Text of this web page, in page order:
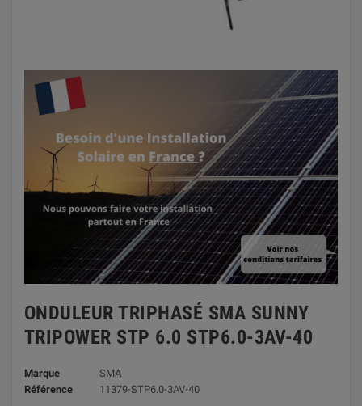
ONDULEUR TRIPHASÉ SMA SUNNY
TRIPOWER STP 6.0 STP6.0-3AV-40
Marque
SMA
Référence
11379-STP6.0-3AV-40